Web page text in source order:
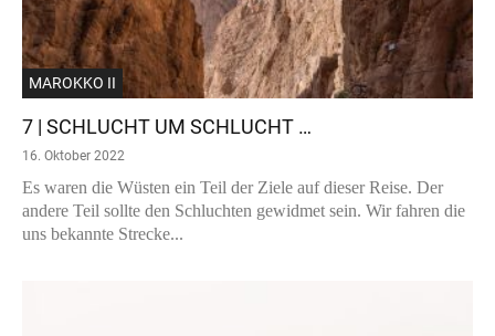
MAROKKO II
7 | SCHLUCHT UM SCHLUCHT …
16. Oktober 2022
Es waren die Wüsten ein Teil der Ziele auf dieser Reise. Der
andere Teil sollte den Schluchten gewidmet sein. Wir fahren die
uns bekannte Strecke...